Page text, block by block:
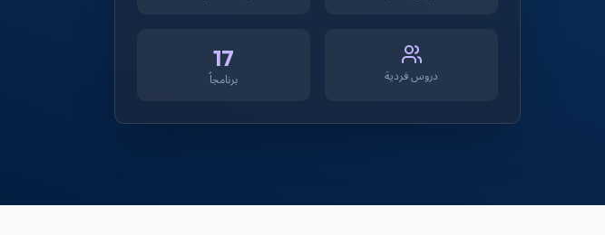
دروس فردية
17
برنامجاً